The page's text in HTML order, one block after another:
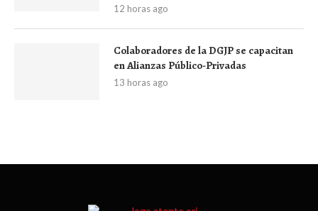
12 horas ago
Colaboradores de la DGJP se capacitan
en Alianzas Público-Privadas
13 horas ago